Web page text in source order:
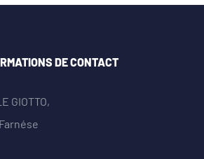
DE CONTACT
GIOTTO,